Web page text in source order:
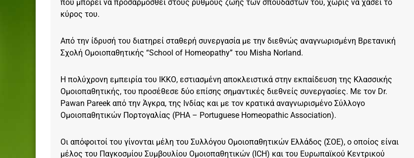
ή
ς
που μπορεί να προσαρμοσθεί στους ρυθμούς ζωής των σπουδαστών του, χωρίς να χάσει το
κύρος του.
Από την ίδρυσή του διατηρεί σταθερή συνεργασία με την διεθνώς αναγνωρισμένη Βρετανική
Σχολή Ομοιοπαθητικής “School of Homeopathy” του Misha Norland.
Η πολύχρονη εμπειρία του ΙΚΚΟ, εστιασμένη αποκλειστικά στην εκπαίδευση της Κλασσικής
Ομοιοπαθητικής, του προσέθεσε δύο επίσης σημαντικές διεθνείς συνεργασίες. Με τον Dr.
Pawan Pareek από την Άγκρα, της Ινδίας και με τον κρατικά αναγνωρισμένο Σύλλογο
Ομοιοπαθητικών Πορτογαλίας (PHA – Portuguese Homeopathic Association).
Οι απόφοιτοί του γίνονται μέλη του Συλλόγου Ομοιοπαθητικών Ελλάδος (ΣΟΕ), ο οποίος είναι
μέλος του Παγκοσμίου Συμβουλίου Ομοιοπαθητικών (ICH) και του Ευρωπαϊκού Κεντρικού